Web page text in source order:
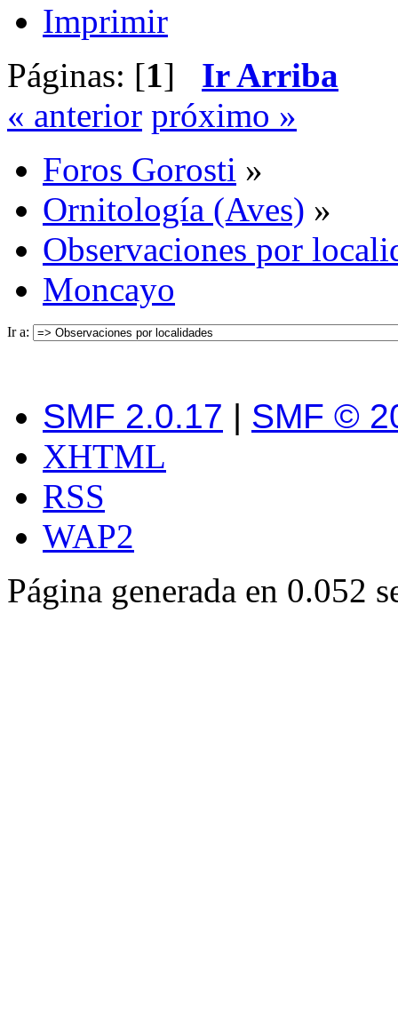
Imprimir
Páginas: [1] Ir Arriba
« anterior próximo »
Foros Gorosti »
Ornitología (Aves) »
Observaciones por
Moncayo
Ir a:
SMF 2.0.17 | SMF ©
XHTML
RSS
WAP2
Página generada en 0.052